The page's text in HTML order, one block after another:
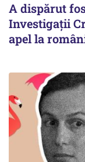
A dispărut
Investigații
apel la